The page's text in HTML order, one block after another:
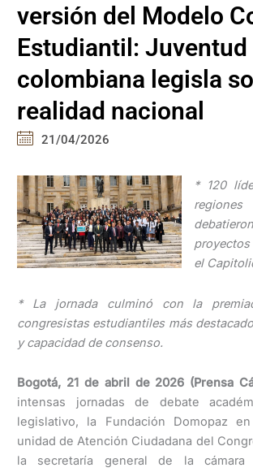
versión del Modelo
Estudiantil: Juventud
colombiana legisla
realidad nacional
21/04/2026
* 120
el
* ⁠La jornada culminó con la
congresistas estudiantiles más
y capacidad de consenso.
Bogotá, 21 de abril de 2026 (Prensa
intensas jornadas de debate
legislativo, la Fundación Domopaz
unidad de Atención Ciudadana del
la secretaría general de la